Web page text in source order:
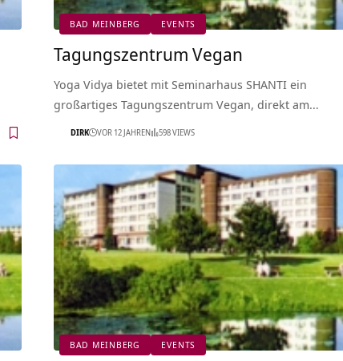
BAD MEINBERG EVENTS
Tagungszentrum Vegan
Yoga Vidya bietet mit Seminarhaus SHANTI ein
großartiges Tagungszentrum Vegan, direkt am…
DIRK VOR 12 JAHREN 598 VIEWS
BAD MEINBERG EVENTS